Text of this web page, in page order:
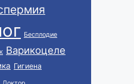
Бесплодие
Варикоцеле
Гигиена